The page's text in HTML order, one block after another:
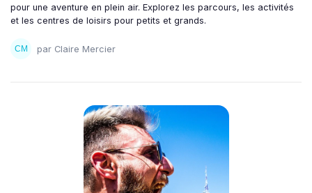
pour une aventure en plein air. Explorez les parcours, les activités
et les centres de loisirs pour petits et grands.
par Claire Mercier